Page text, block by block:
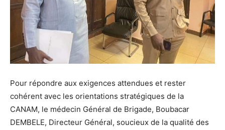
Pour répondre aux exigences attendues et rester
cohérent avec les orientations stratégiques de la
CANAM, le médecin Général de Brigade, Boubacar
DEMBELE, Directeur Général, soucieux de la qualité des